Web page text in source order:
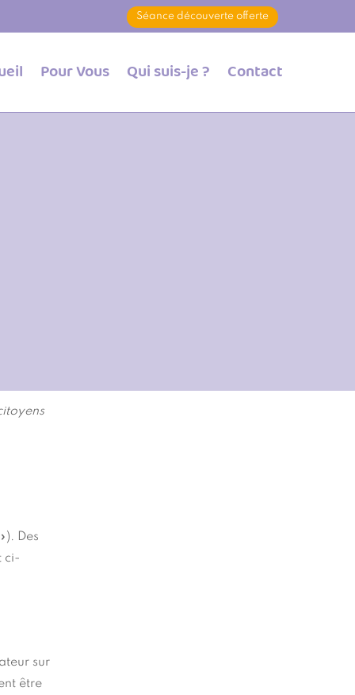
Séance découverte offerte
Pour Vous Qui suis-je ? Contact
Des
ci-
sur
être